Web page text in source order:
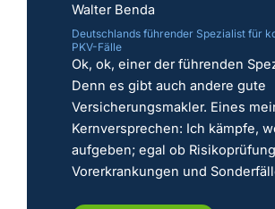
Walter Benda
Deutschlands führender Spezialist für
PKV-Fälle
Ok, ok, einer der führenden
Denn es gibt auch andere gute
Versicherungsmakler. Eines
Kernversprechen: Ich kämpfe,
aufgeben; egal ob
Vorerkrankungen und